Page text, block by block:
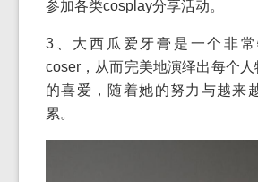
参加各类cosplay分享活动。
3、大西瓜爱牙膏是一个非
coser，从而完美地演绎出每个
的喜爱，随着她的努力与越来
累。